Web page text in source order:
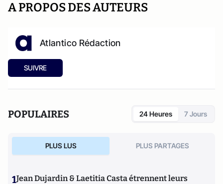
A PROPOS DES AUTEURS
Atlantico Rédaction
SUIVRE
POPULAIRES 24 Heures 7 Jours
PLUS LUS PLUS PARTAGES
1Jean Dujardin & Laetitia Casta étrennent leurs